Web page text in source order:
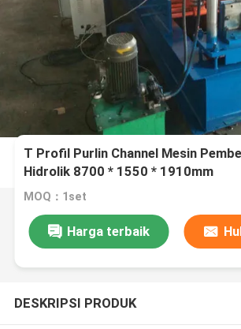
T Profil Purlin Channel Mesin
Hidrolik 8700 * 1550 * 1910mm
MOQ：1set
Harga terbaik
DESKRIPSI PRODUK